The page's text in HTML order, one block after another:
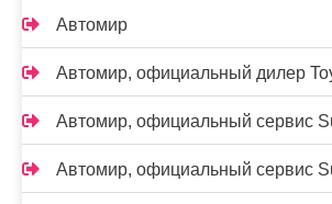
Автомир
Автомир, официальный дилер
Автомир, официальный сервис
Автомир, официальный сервис